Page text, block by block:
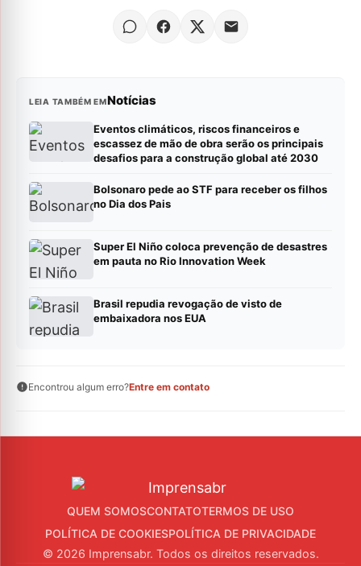
LEIA TAMBÉM EMNotícias
Eventos climáticos, riscos financeiros e
escassez de mão de obra serão os principais
desafios para a construção global até 2030
Bolsonaro pede ao STF para receber os filhos
no Dia dos Pais
Super El Niño coloca prevenção de desastres
em pauta no Rio Innovation Week
Brasil repudia revogação de visto de
embaixadora nos EUA
Encontrou algum erro?Entre em contato
QUEM SOMOSCONTATOTERMOS DE USO
POLÍTICA DE COOKIESPOLÍTICA DE PRIVACIDADE
© 2026 Imprensabr. Todos os direitos reservados.